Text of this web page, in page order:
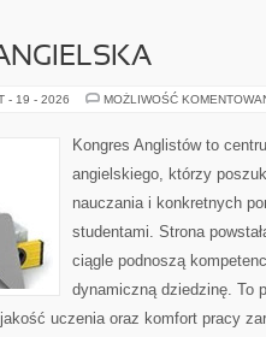
- 19 - 2026 MOŻLIWOŚĆ
Kongres Anglistów to
angielskiego, którzy
nauczania i konkretnych
studentami. Strona
ciągle podnoszą
dynamiczną dziedzinę. To
uczenia oraz komfort pracy